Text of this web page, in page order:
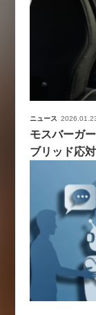
ニュース
モスバーガ
ブリッド応